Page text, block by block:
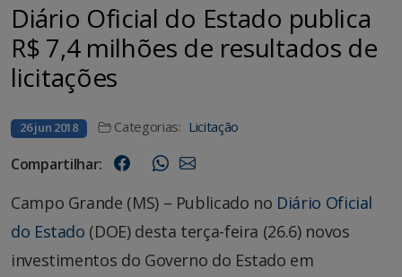
Diário Oficial do Estado publica
R$ 7,4 milhões de resultados de
licitações
26 jun 2018 Categorias: Licitação
Compartilhar:
Campo Grande (MS) – Publicado no Diário Oficial
do Estado (DOE) desta terça-feira (26.6) novos
investimentos do Governo do Estado em